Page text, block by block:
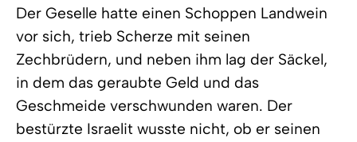
Der Geselle hatte einen Schoppen Landwein
vor sich, trieb Scherze mit seinen
Zechbrüdern, und neben ihm lag der Säckel,
in dem das geraubte Geld und das
Geschmeide verschwunden waren. Der
bestürzte Israelit wusste nicht, ob er seinen